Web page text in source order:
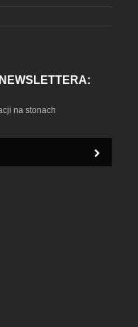
na stonach